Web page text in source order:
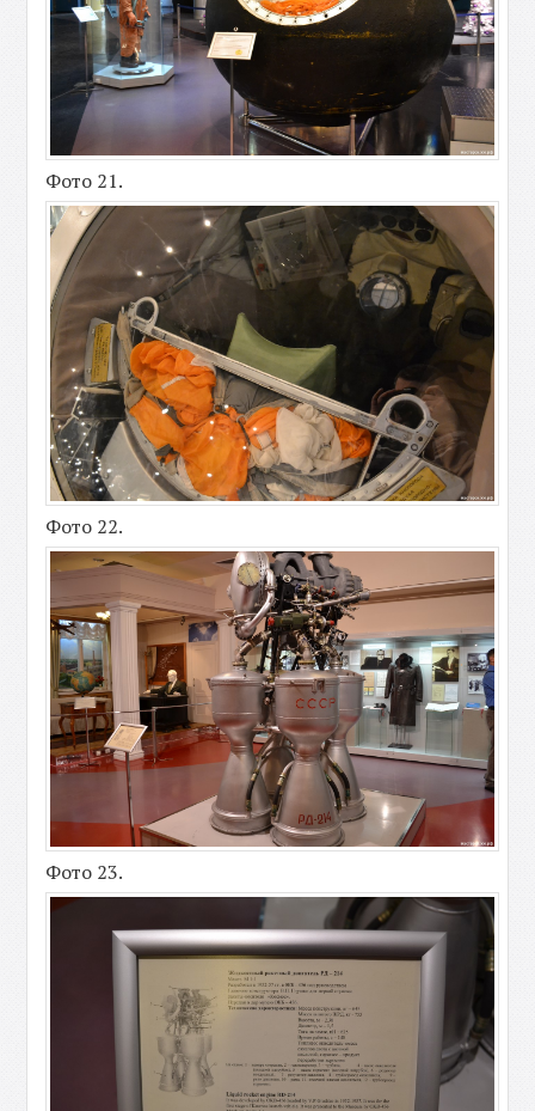
Фото 21.
Фото 22.
Фото 23.